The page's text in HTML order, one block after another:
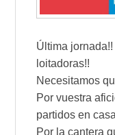
Última
loitadoras!!
Necesitamos
Por vuestra
partidos en casa
Por la cantera